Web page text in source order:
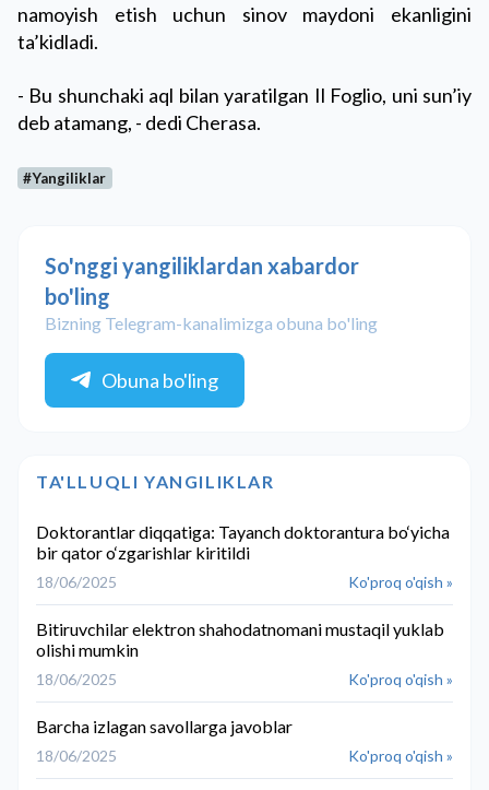
namoyish etish uchun sinov maydoni ekanligini
ta’kidladi.
- Bu shunchaki aql bilan yaratilgan Il Foglio, uni sun’iy
deb atamang, - dedi Cherasa.
#Yangiliklar
So'nggi yangiliklardan xabardor
bo'ling
Bizning Telegram-kanalimizga obuna bo'ling
Obuna bo'ling
TA'LLUQLI YANGILIKLAR
Doktorantlar diqqatiga: Tayanch doktorantura bo‘yicha
bir qator o‘zgarishlar kiritildi
18/06/2025 Ko'proq o'qish »
Bitiruvchilar elektron shahodatnomani mustaqil yuklab
olishi mumkin
18/06/2025 Ko'proq o'qish »
Barcha izlagan savollarga javoblar
18/06/2025 Ko'proq o'qish »